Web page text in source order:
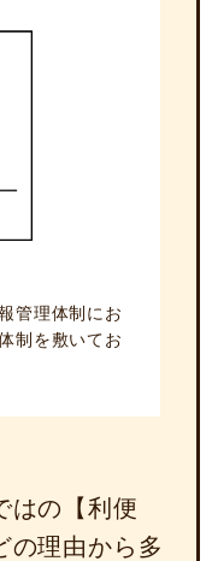
管理体制にお
制を敷いてお
はの【利便
の理由から多